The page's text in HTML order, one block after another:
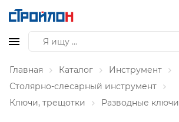
Главная Каталог
Инструмент
Столярно-слесарный инструмент
Ключи, трещотки
Разводные ключи